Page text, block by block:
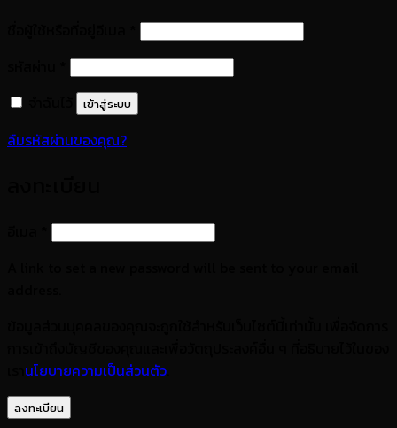
ต้องการ
ต้องการ
เข้าสู่ระบบ
ลืมรหัสผ่านของคุณ?
ต้องการ
นโยบายความเป็นส่วนตัว
ลงทะเบียน